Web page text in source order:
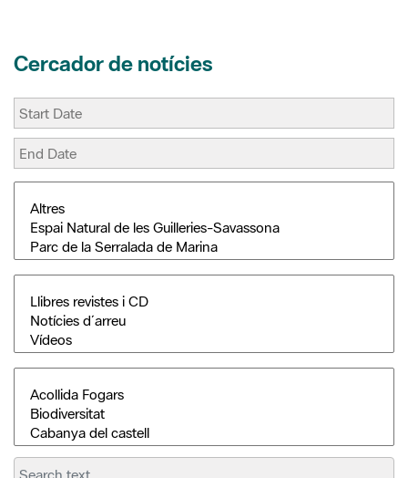
Cercador de notícies